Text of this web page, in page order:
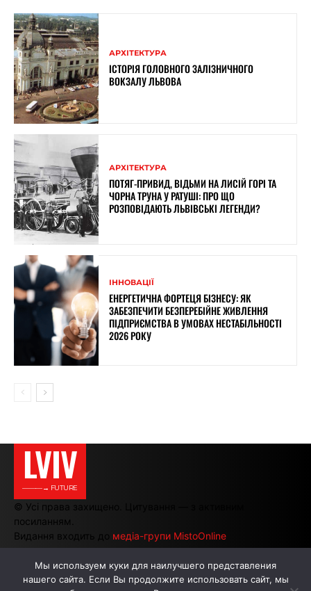
АРХІТЕКТУРА
ІСТОРІЯ ГОЛОВНОГО ЗАЛІЗНИЧНОГО
ВОКЗАЛУ ЛЬВОВА
АРХІТЕКТУРА
ПОТЯГ-ПРИВИД, ВІДЬМИ НА ЛИСІЙ ГОРІ ТА
ЧОРНА ТРУНА У РАТУШІ: ПРО ЩО
РОЗПОВІДАЮТЬ ЛЬВІВСЬКІ ЛЕГЕНДИ?
ІННОВАЦІЇ
ЕНЕРГЕТИЧНА ФОРТЕЦЯ БІЗНЕСУ: ЯК
ЗАБЕЗПЕЧИТИ БЕЗПЕРЕБІЙНЕ ЖИВЛЕННЯ
ПІДПРИЄМСТВА В УМОВАХ НЕСТАБІЛЬНОСТІ
2026 РОКУ
LVIV
———→ FUTURE
© Усі права захищено. Цитування — з активним
посиланням.
Видання входить до медіа-групи MistoOnline
АВТОРИ РЕКЛАМА НА САЙТІ
Мы используем куки для наилучшего представления
нашего сайта. Если Вы продолжите использовать сайт, мы